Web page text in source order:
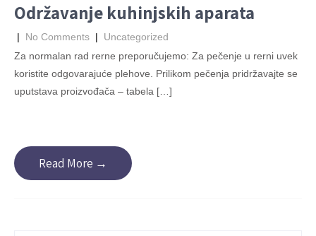
Održavanje kuhinjskih aparata
| No Comments | Uncategorized
Za normalan rad rerne preporučujemo: Za pečenje u rerni uvek
koristite odgovarajuće plehove. Prilikom pečenja pridržavajte se
uputstava proizvođača – tabela […]
Read More →